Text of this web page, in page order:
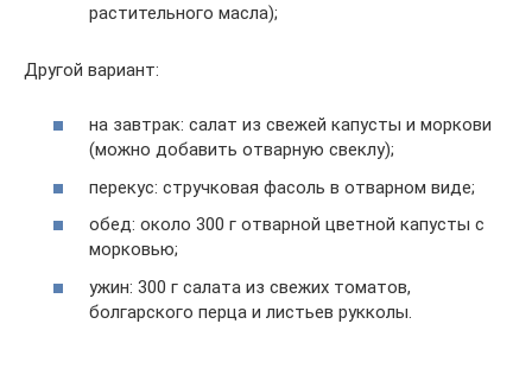
растительного масла);
Другой вариант:
на завтрак: салат из свежей капусты и моркови
(можно добавить отварную свеклу);
перекус: стручковая фасоль в отварном виде;
обед: около 300 г отварной цветной капусты с
морковью;
ужин: 300 г салата из свежих томатов,
болгарского перца и листьев рукколы.